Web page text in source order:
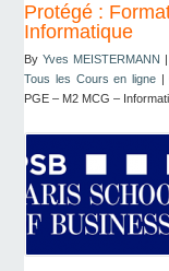
Protégé :
Informatique
ByYves MEISTERMANN
Tous les Cours en ligne|
PGE – M2 MCG –